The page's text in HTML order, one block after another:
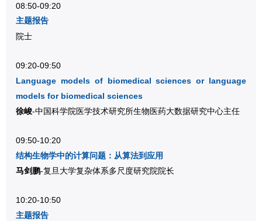
08:50-09:20
主题报告
院士
09:20-09:50
Language models of biomedical sciences or language
models for biomedical sciences
徐峻-中国科学院医学技术研究所生物医药大数据研究中心主任
09:50-10:20
结构生物学中的计算问题： 从算法到应用
马剑鹏-复旦大学复杂体系多尺度研究院院长
10:20-10:50
主题报告